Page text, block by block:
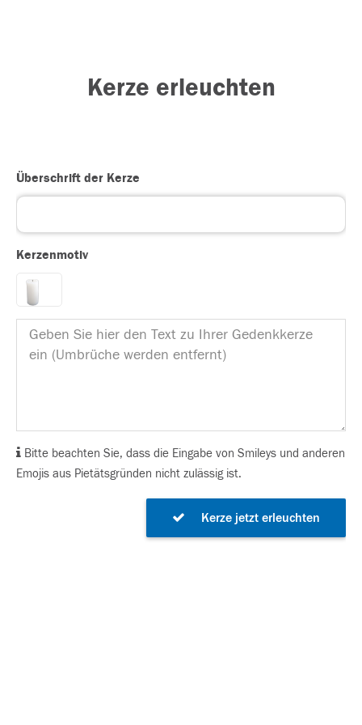
Kerze erleuchten
Überschrift der Kerze
Kerzenmotiv
Bitte beachten Sie, dass die Eingabe von Smileys und anderen
Emojis aus Pietätsgründen nicht zulässig ist.
Kerze jetzt erleuchten